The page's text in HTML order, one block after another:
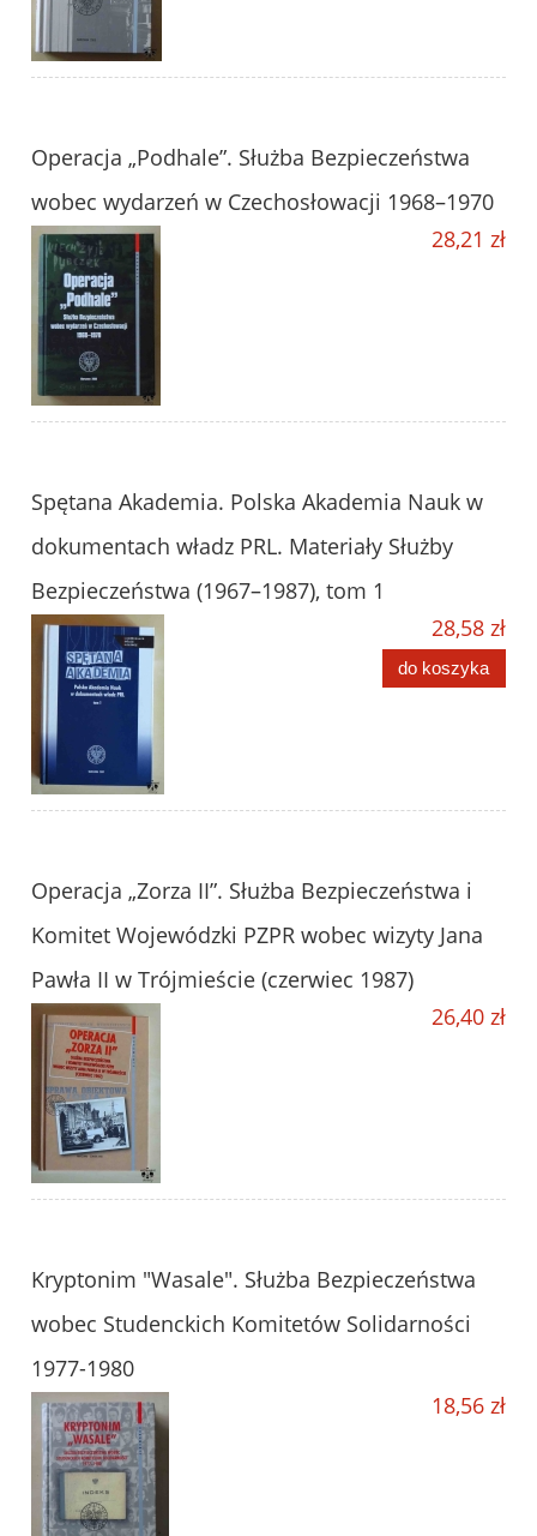
Operacja „Podhale”. Służba Bezpieczeństwa
wobec wydarzeń w Czechosłowacji 1968–1970
28,21 zł
Spętana Akademia. Polska Akademia Nauk w
dokumentach władz PRL. Materiały Służby
Bezpieczeństwa (1967–1987), tom 1
28,58 zł
do koszyka
Operacja „Zorza II”. Służba Bezpieczeństwa i
Komitet Wojewódzki PZPR wobec wizyty Jana
Pawła II w Trójmieście (czerwiec 1987)
26,40 zł
Kryptonim "Wasale". Służba Bezpieczeństwa
wobec Studenckich Komitetów Solidarności
1977-1980
18,56 zł